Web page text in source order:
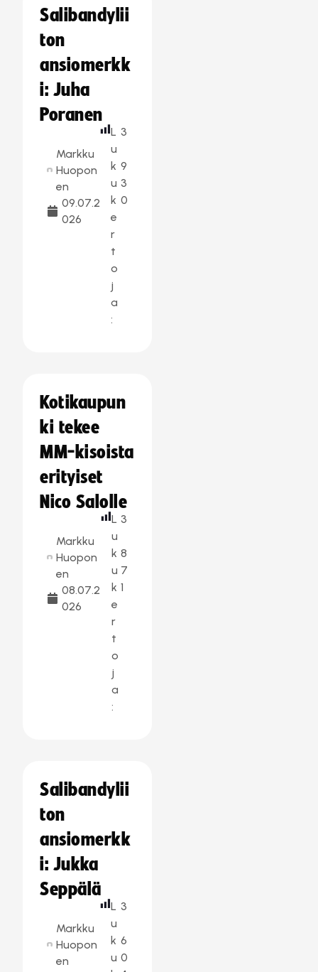
Salibandylii
ton
ansiomerkk
i: Juha
Poranen
Markku
Huopon
en
09.07.2
026
L
u
k
u
k
e
r
t
o
j
a
:
3
9
3
0
Kotikaupun
ki tekee
MM-kisoista
erityiset
Nico Salolle
Markku
Huopon
en
08.07.2
026
L
u
k
u
k
e
r
t
o
j
a
:
3
8
7
1
Salibandylii
ton
ansiomerkk
i: Jukka
Seppälä
Markku
Huopon
en
L
u
k
u
3
6
0